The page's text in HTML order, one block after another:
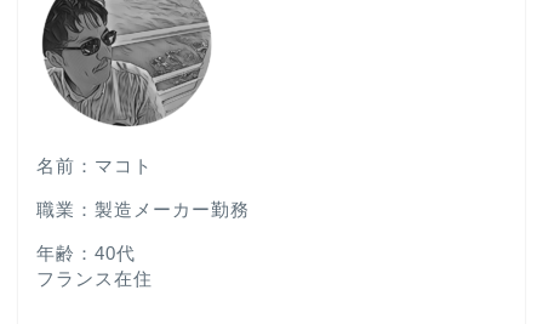
名前：マコト
職業：製造メーカー勤務
年齢：40代
フランス在住